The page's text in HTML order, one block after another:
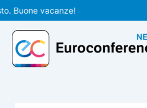
Vai
al
contenuto
vacanze!